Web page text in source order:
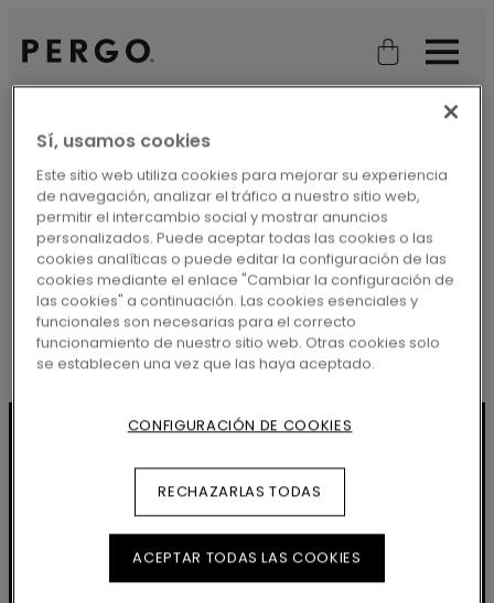
Open searchOpen
¡VAYA!
No fue posible encontrar resultados para
la consulta. Inténtelo de nuevo.
#SearchQuery#
ACERCA DE NOSOTROS
NUESTRAS SOLUCIONES
COMERCIALES
Sí, usamos cookies
Este sitio web utiliza cookies para mejorar su experiencia
de navegación, analizar el tráfico a nuestro sitio web,
permitir el intercambio social y mostrar anuncios
personalizados. Puede aceptar todas las cookies o las
cookies analíticas o puede editar la configuración de las
cookies mediante el enlace "Cambiar la configuración de
las cookies" a continuación. Las cookies esenciales y
funcionales son necesarias para el correcto
funcionamiento de nuestro sitio web. Otras cookies solo
se establecen una vez que las haya aceptado.
CONFIGURACIÓN DE COOKIES
RECHAZARLAS TODAS
ACEPTAR TODAS LAS COOKIES